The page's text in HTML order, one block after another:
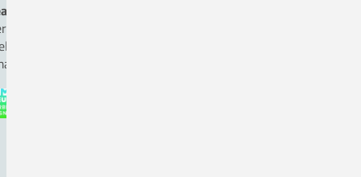
für Medizinproduktesicherheit
Andreas Hömer, Fon 05431. 15-1825
Herr Ole Kettmann, Fon 05431. 15-1816